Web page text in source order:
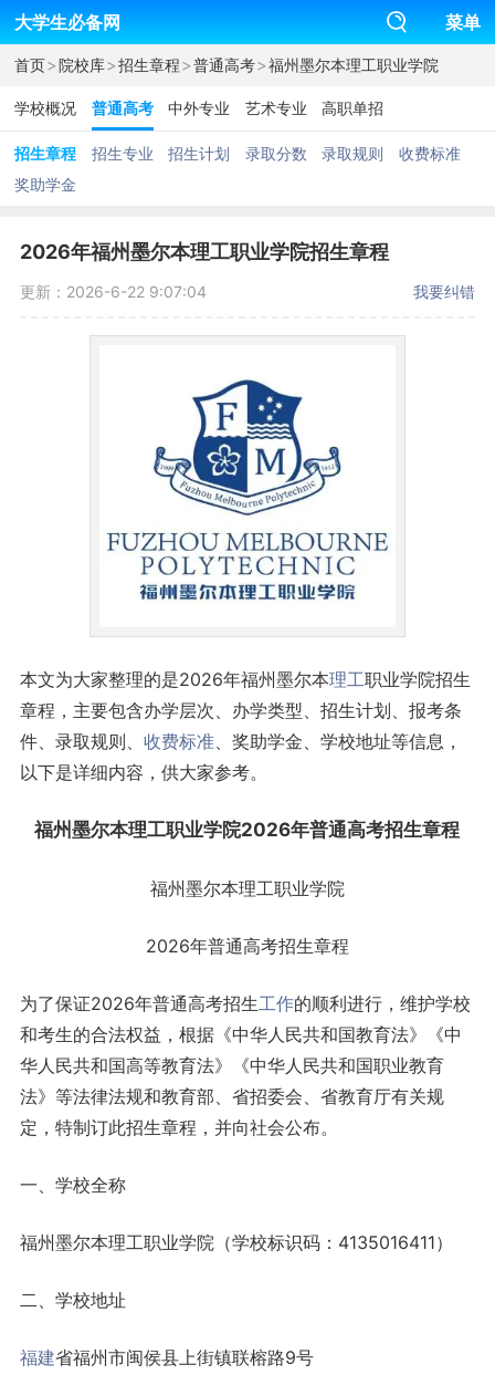
大学生必备网 菜单
首页>院校库>招生章程>普通高考>福州墨尔本理工职业学院
学校概况 普通高考 中外专业 艺术专业 高职单招
招生章程 招生专业 招生计划 录取分数 录取规则
收费标准
奖助学金
2026年福州墨尔本理工职业学院招生章程
更新：2026-6-22 9:07:04 我要纠错
本文为大家整理的是2026年福州墨尔本理工职业学院招生
章程，主要包含办学层次、办学类型、招生计划、报考条
件、录取规则、 收费标准、奖助学金、学校地址等信息，
以下是详细内容，供大家参考。
福州墨尔本理工职业学院2026年普通高考招生章程
福州墨尔本理工职业学院
2026年普通高考招生章程
为了保证2026年普通高考招生工作的顺利进行，维护学校
和考生的合法权益，根据《中华人民共和国教育法》《中
华人民共和国高等教育法》《中华人民共和国职业教育
法》等法律法规和教育部、省招委会、省教育厅有关规
定，特制订此招生章程，并向社会公布。
一、学校全称
福州墨尔本理工职业学院（学校标识码：4135016411）
二、学校地址
福建省福州市闽侯县上街镇联榕路9号